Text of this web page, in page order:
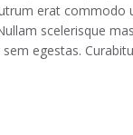
erat commodo
scelerisque
egestas.